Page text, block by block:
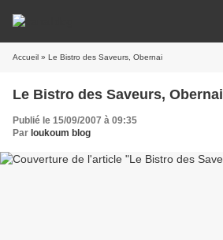
Accueil » Le Bistro des Saveurs, Obernai
Le Bistro des Saveurs, Obernai
Publié le 15/09/2007 à 09:35
Par loukoum blog